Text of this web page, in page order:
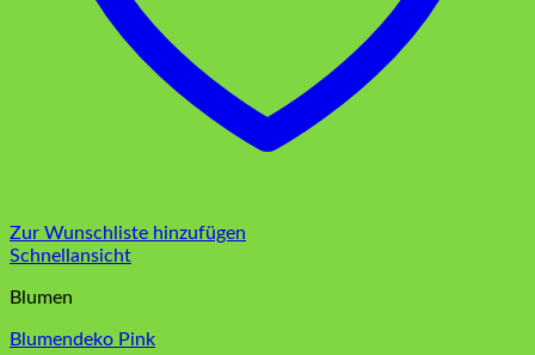
Zur Wunschliste hinzufügen
Schnellansicht
Blumen
Blumendeko Pink